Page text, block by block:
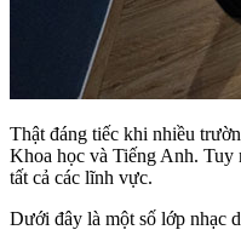
Thật đáng tiếc khi nhiều
Khoa học và Tiếng Anh. Tuy
tất cả các lĩnh vực.
Dưới đây là một số lớp nhạc